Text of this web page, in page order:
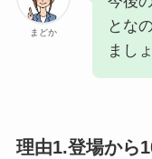
まどか
とな
まし
理由1.登場から